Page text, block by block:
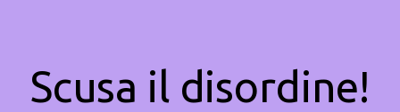
Scusa il disordine!